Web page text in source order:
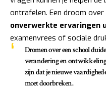
ontrafelen. Een droom
onverwerkte ervaringen
examenvrees of sociale
Dromen over een school
verandering en ontwikkeling
zijn dat je nieuwe
moet doorbreken.